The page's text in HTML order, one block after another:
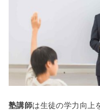
塾講師は生徒の学力向上